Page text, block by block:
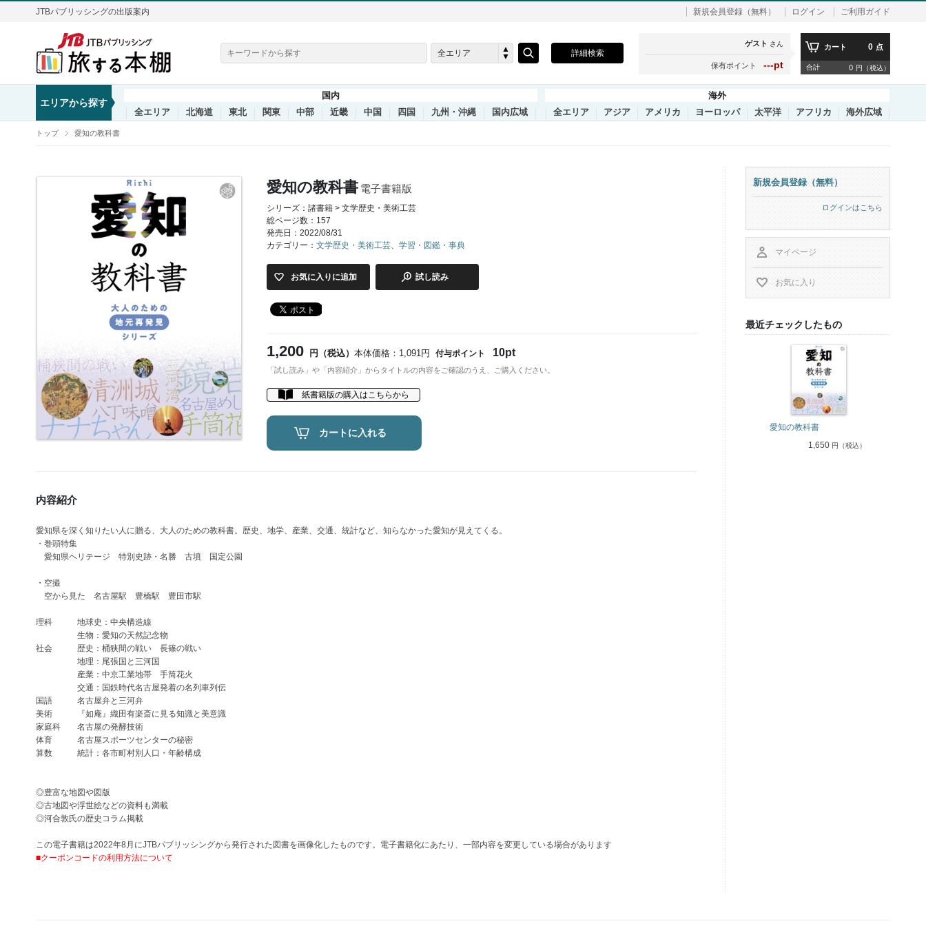
JTBパブリッシングの出版案内 新規会員登録（無料） ログイン ご利用ガイド
全エリア 詳細検索
ゲスト さん
保有ポイント ---pt
カート 0 点
合計 0 円（税込）
エリアから探す
国内
全エリア
北海道 東北 関東 中部 近畿 中国 四国 九州・沖縄 国内広域
海外
全エリア
アジア アメリカ ヨーロッパ 太平洋 アフリカ 海外広域
トップ 愛知の教科書
愛知の教科書 電子書籍版
シリーズ：諸書籍 > 文学歴史・美術工芸
総ページ数：157
発売日：2022/08/31
カテゴリー： 文学歴史・美術工芸、 学習・図鑑・事典
お気に入りに追加 試し読み
1,200 円（税込） 本体価格：1,091円 付与ポイント 10pt
「試し読み」や「内容紹介」からタイトルの内容をご確認のうえ、ご購入ください。
紙書籍版の購入はこちらから
カートに入れる
内容紹介
愛知県を深く知りたい人に贈る、大人のための教科書。歴史、地学、産業、交通、統計など、知らなかった愛知が見えてくる。
・巻頭特集
愛知県ヘリテージ 特別史跡・名勝 古墳 国定公園
・空撮
空から見た 名古屋駅 豊橋駅 豊田市駅
理科 地球史：中央構造線
生物：愛知の天然記念物
社会 歴史：桶狭間の戦い 長篠の戦い
地理：尾張国と三河国
産業：中京工業地帯 手筒花火
交通：国鉄時代名古屋発着の名列車列伝
国語 名古屋弁と三河弁
美術 『如庵』織田有楽斎に見る知識と美意識
家庭科 名古屋の発酵技術
体育 名古屋スポーツセンターの秘密
算数 統計：各市町村別人口・年齢構成
◎豊富な地図や図版
◎古地図や浮世絵などの資料も満載
◎河合敦氏の歴史コラム掲載
この電子書籍は2022年8月にJTBパブリッシングから発行された図書を画像化したものです。電子書籍化にあたり、一部内容を変更している場合があります
■クーポンコードの利用方法について
新規会員登録（無料）
ログインはこちら
マイページ
お気に入り
最近チェックしたもの
愛知の教科書
1,650 円（税込）